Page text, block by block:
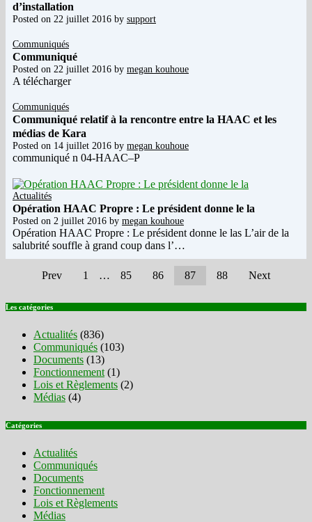
d’installation
Posted on 22 juillet 2016 by support
Communiqués
Communiqué
Posted on 22 juillet 2016 by megan kouhoue
A télécharger
Communiqués
Communiqué relatif à la rencontre entre la HAAC et les
médias de Kara
Posted on 14 juillet 2016 by megan kouhoue
communiqué n 04-HAAC–P
Actualités
Opération HAAC Propre : Le président donne le la
Posted on 2 juillet 2016 by megan kouhoue
Opération HAAC Propre : Le président donne le las L’air de la
salubrité souffle à grand coup dans l’…
Prev 1 … 85 86 87 88 Next
Les catégories
Actualités (836)
Communiqués (103)
Documents (13)
Fonctionnement (1)
Lois et Règlements (2)
Médias (4)
Catégories
Actualités
Communiqués
Documents
Fonctionnement
Lois et Règlements
Médias